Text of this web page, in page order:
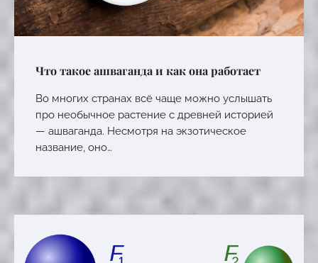
Что такое ашваганда и как она работает
Во многих странах всё чаще можно услышать
про необычное растение с древней историей
— ашваганда. Несмотря на экзотическое
название, оно…